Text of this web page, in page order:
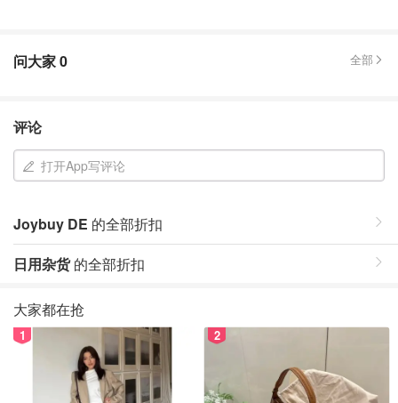
问大家0 全部
评论
打开App写评论
Joybuy DE 的全部折扣
日用杂货的全部折扣
大家都在抢
1 2